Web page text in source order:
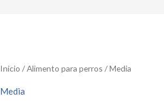
Inicio /Alimento para perros / Media
Media